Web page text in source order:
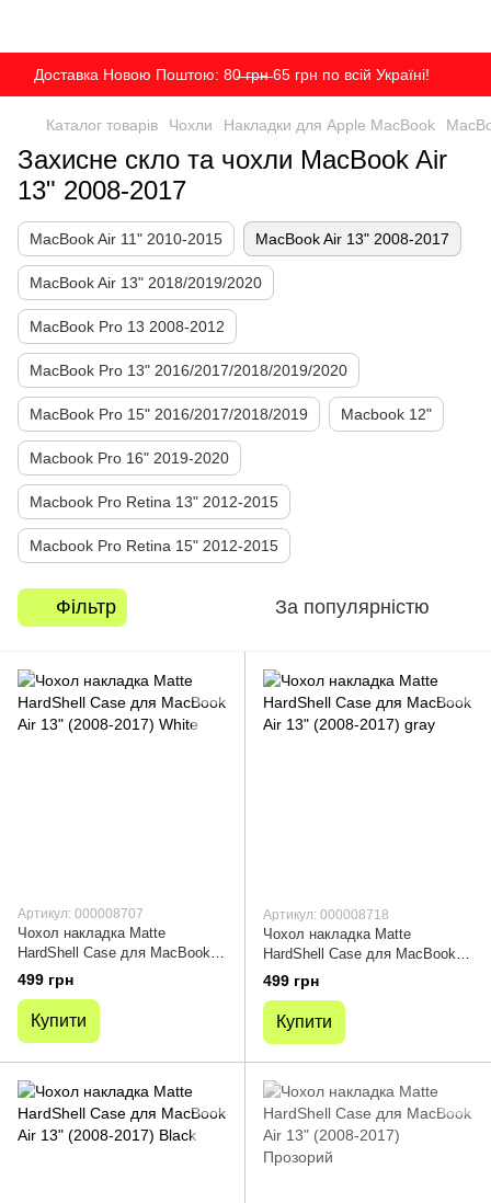
Доставка Новою Поштою: 80̶ ̶г̶р̶н̶ 65 грн по всій Україні!
Каталог товарів Чохли Накладки для Apple MacBook
Захисне скло та чохли MacBook Air
13" 2008-2017
MacBook Air 11" 2010-2015 MacBook Air 13" 2008-2017
MacBook Air 13" 2018/2019/2020
MacBook Pro 13 2008-2012
MacBook Pro 13" 2016/2017/2018/2019/2020
MacBook Pro 15" 2016/2017/2018/2019 Macbook 12"
Macbook Pro 16" 2019-2020
Macbook Pro Retina 13" 2012-2015
Macbook Pro Retina 15" 2012-2015
Фільтр За популярністю
Артикул: 000008707
Чохол накладка Matte
HardShell Case для MacBook
Air 13" (2008-2017) White
499 грн
Купити
Артикул: 000008718
Чохол накладка Matte
HardShell Case для MacBook
Air 13" (2008-2017) gray
499 грн
Купити